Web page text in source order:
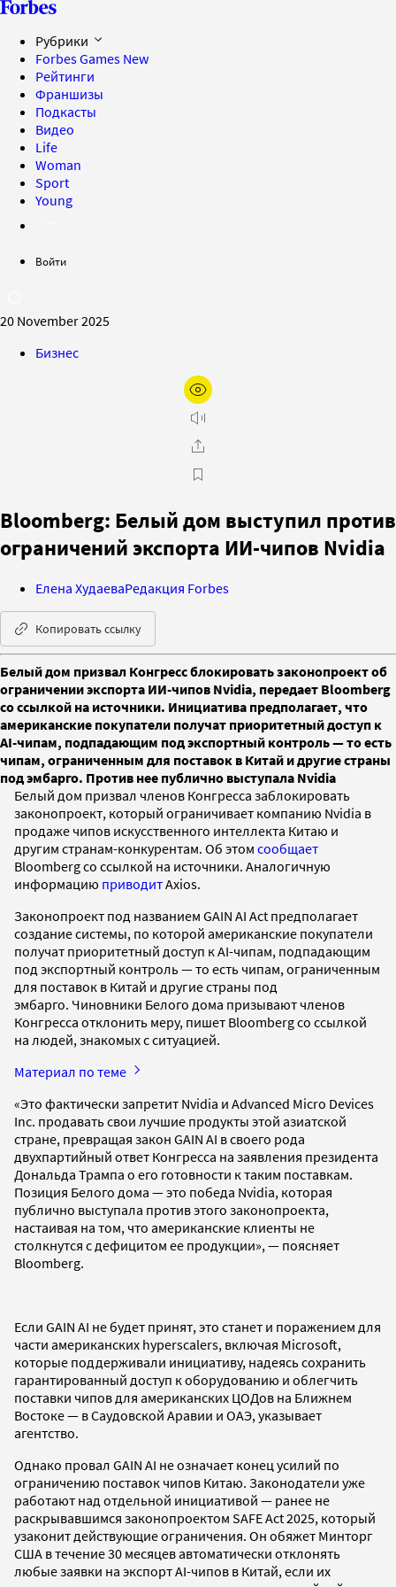
Рубрики
Forbes Games New
Рейтинги
Франшизы
Подкасты
Видео
Life
Woman
Sport
Young
Войти
20 November 2025
Бизнес
Bloomberg: Белый дом выступил против
ограничений экспорта ИИ-чипов Nvidia
Елена ХудаеваРедакция Forbes
Копировать ссылку
Белый дом призвал Конгресс блокировать законопроект об
ограничении экспорта ИИ-чипов Nvidia, передает Bloomberg
со ссылкой на источники. Инициатива предполагает, что
американские покупатели получат приоритетный доступ к
AI-чипам, подпадающим под экспортный контроль — то есть
чипам, ограниченным для поставок в Китай и другие страны
под эмбарго. Против нее публично выступала Nvidia
Белый дом призвал членов Конгресса заблокировать
законопроект, который ограничивает компанию Nvidia в
продаже чипов искусственного интеллекта Китаю и
другим странам-конкурентам. Об этом сообщает
Bloomberg со ссылкой на источники. Аналогичную
информацию приводитAxios.
Законопроект под названием GAIN AI Act предполагает
создание системы, по которой американские покупатели
получат приоритетный доступ к AI-чипам, подпадающим
под экспортный контроль — то есть чипам, ограниченным
для поставок в Китай и другие страны под
эмбарго. Чиновники Белого дома призывают членов
Конгресса отклонить меру, пишет Bloomberg со ссылкой
на людей, знакомых с ситуацией.
Материал по теме
«Это фактически запретит Nvidia и Advanced Micro Devices
Inc. продавать свои лучшие продукты этой азиатской
стране, превращая закон GAIN AI в своего рода
двухпартийный ответ Конгресса на заявления президента
Дональда Трампа о его готовности к таким поставкам.
Позиция Белого дома — это победа Nvidia, которая
публично выступала против этого законопроекта,
настаивая на том, что американские клиенты не
столкнутся с дефицитом ее продукции», — поясняет
Bloomberg.
Если GAIN AI не будет принят, это станет и поражением для
части американских hyperscalers, включая Microsoft,
которые поддерживали инициативу, надеясь сохранить
гарантированный доступ к оборудованию и облегчить
поставки чипов для американских ЦОДов на Ближнем
Востоке — в Саудовской Аравии и ОАЭ, указывает
агентство.
Однако провал GAIN AI не означает конец усилий по
ограничению поставок чипов Китаю. Законодатели уже
работают над отдельной инициативой — ранее не
раскрывавшимся законопроектом SAFE Act 2025, который
узаконит действующие ограничения. Он обяжет Минторг
США в течение 30 месяцев автоматически отклонять
любые заявки на экспорт AI-чипов в Китай, если их